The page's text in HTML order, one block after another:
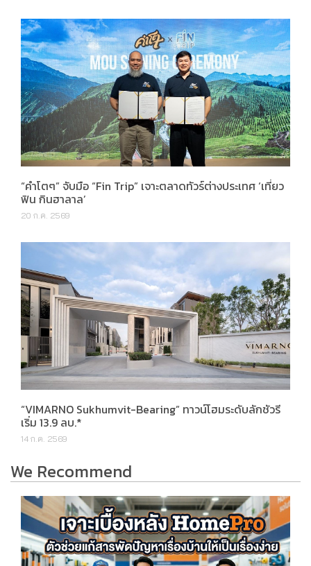
“คำโตๆ” จับมือ “Fin Trip” เจาะตลาดทัวร์ต่างประเทศ ‘เที่ยว
ฟิน กินฮาลาล’
20 ก.ค. 2569
“VIMARNO Sukhumvit-Bearing” ทาวน์โฮมระดับลักชัวรี
เริ่ม 13.9 ลบ.*
14 ก.ค. 2569
We Recommend